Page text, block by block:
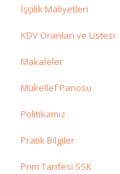
İşçilik Maliyetleri
KDV Oranları ve Listesi
Makaleler
Mükellef Panosu
Politikamız
Pratik Bilgiler
Prim Tarifesi SSK